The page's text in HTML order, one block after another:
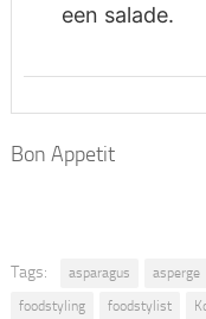
een salade.
Bon Appetit
Tags: asparagus asperge
foodstyling
foodstylist